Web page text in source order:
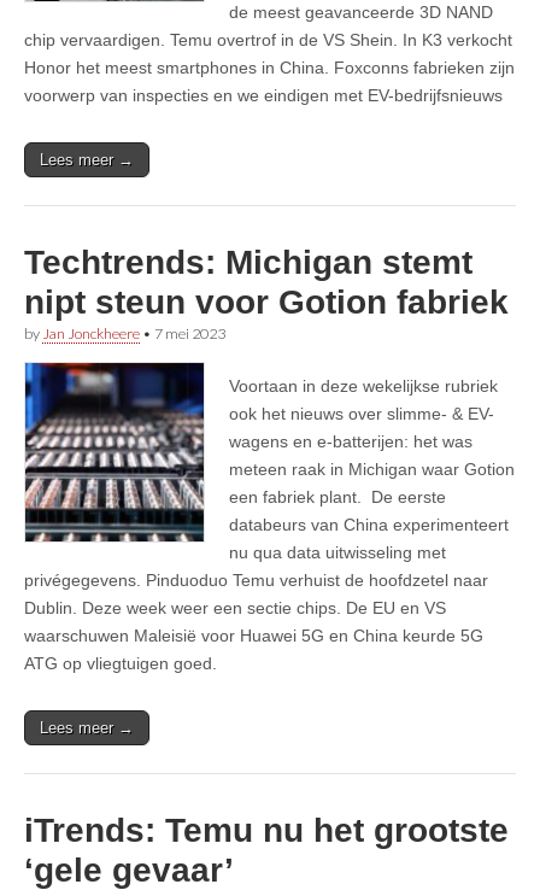
de meest geavanceerde 3D NAND
chip vervaardigen. Temu overtrof in de VS Shein. In K3 verkocht
Honor het meest smartphones in China. Foxconns fabrieken zijn
voorwerp van inspecties en we eindigen met EV-bedrijfsnieuws
Lees meer →
Techtrends: Michigan stemt
nipt steun voor Gotion fabriek
by Jan Jonckheere • 7 mei 2023
Voortaan in deze wekelijkse rubriek
ook het nieuws over slimme- & EV-
wagens en e-batterijen: het was
meteen raak in Michigan waar Gotion
een fabriek plant. De eerste
databeurs van China experimenteert
nu qua data uitwisseling met
privégegevens. Pinduoduo Temu verhuist de hoofdzetel naar
Dublin. Deze week weer een sectie chips. De EU en VS
waarschuwen Maleisië voor Huawei 5G en China keurde 5G
ATG op vliegtuigen goed.
Lees meer →
iTrends: Temu nu het grootste
‘gele gevaar’